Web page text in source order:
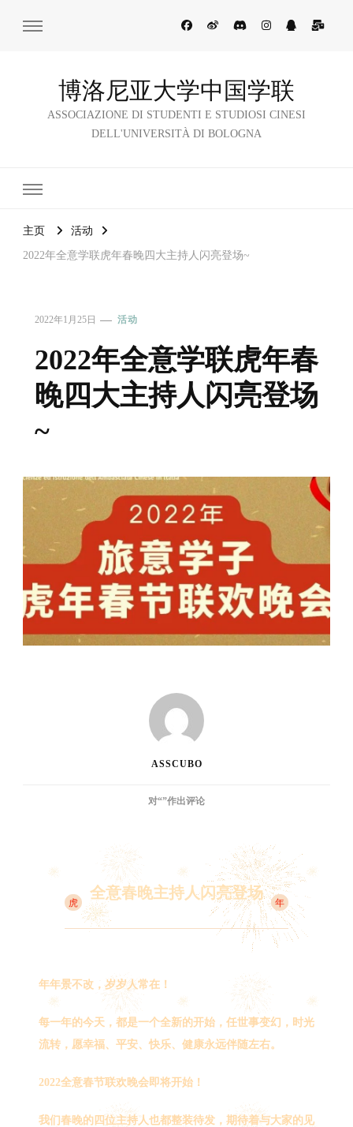
博洛尼亚大学中国学联
ASSOCIAZIONE DI STUDENTI E STUDIOSI CINESI
DELL'UNIVERSITÀ DI BOLOGNA
主页 活动
2022年全意学联虎年春晚四大主持人闪亮登场~
2022年1月25日 活动
2022年全意学联虎年春
晚四大主持人闪亮登场
~
ASSCUBO
对“2022
虎
春
大
持
闪
登
~
”作出评论
虎
全意春晚主持人闪亮登场
年
年年景不改，岁岁人常在！
每一年的今天，都是一个全新的开始，任世事变幻，时光
流转，愿幸福、平安、快乐、健康永远伴随左右。
2022全意春节联欢晚会即将开始！
我们春晚的四位主持人也都整装待发，期待着与大家的见